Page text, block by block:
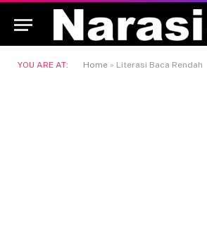
YOU ARE AT: Home » Literasi Baca Rendah